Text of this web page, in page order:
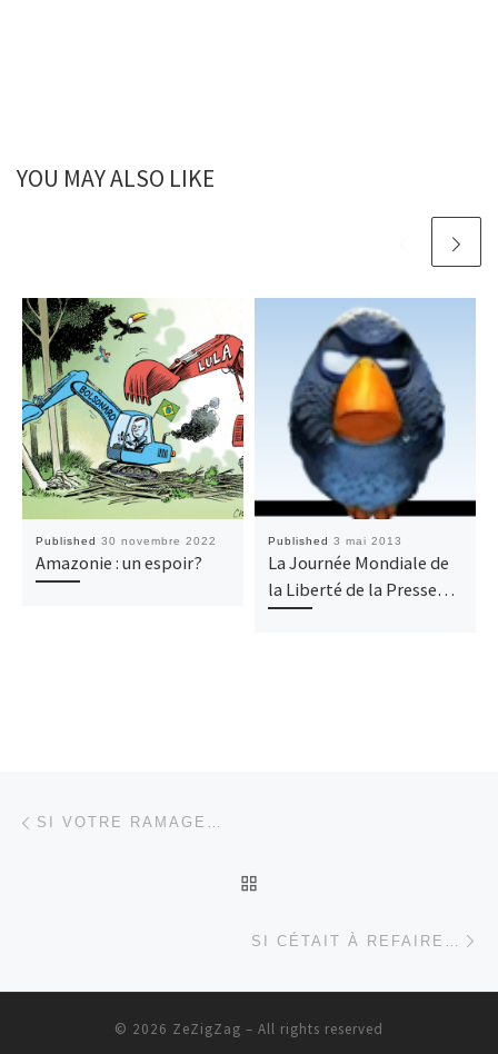
YOU MAY ALSO LIKE
Published 30 novembre 2022
Amazonie : un espoir?
Published 3 mai 2013
La Journée Mondiale de
la Liberté de la Presse…
Post navigation
SI VOTRE RAMAGE…
SI CÉTAIT À REFAIRE…
© 2026 ZeZigZag – All rights reserved